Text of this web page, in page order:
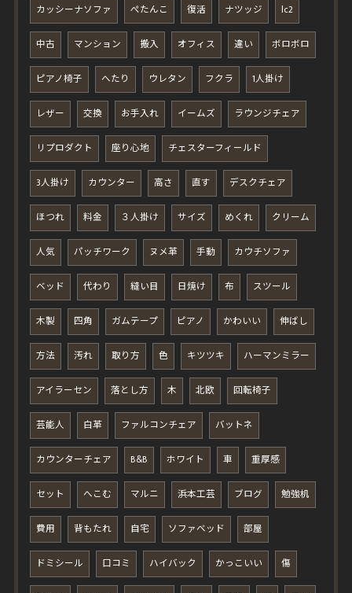
カッシーナソファ ぺたんこ 復活 ナツッジ lc2
中古 マンション 搬入 オフィス 違い ボロボロ
ピアノ椅子 へたり ウレタン フクラ 1人掛け
レザー 交換 お手入れ イームズ ラウンジチェア
リプロダクト 座り心地 チェスターフィールド
3人掛け カウンター 高さ 直す デスクチェア
ほつれ 料金 ３人掛け サイズ めくれ クリーム
人気 パッチワーク ヌメ革 手動 カウチソファ
ベッド 代わり 縫い目 日焼け 布 スツール
木製 四角 ガムテープ ピアノ かわいい 伸ばし
方法 汚れ 取り方 色 キツツキ ハーマンミラー
アイラーセン 落とし方 木 北欧 回転椅子
芸能人 白革 ファルコンチェア バットネ
カウンターチェア B&B ホワイト 車 重厚感
セット へこむ マルニ 浜本工芸 ブログ 勉強机
費用 背もたれ 自宅 ソファベッド 部屋
ドミシール 口コミ ハイバック かっこいい 傷